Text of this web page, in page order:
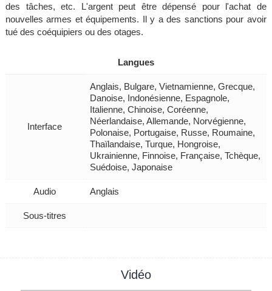
des tâches, etc. L'argent peut être dépensé pour l'achat de
nouvelles armes et équipements. Il y a des sanctions pour avoir
tué des coéquipiers ou des otages.
Langues
Interface
Anglais, Bulgare, Vietnamienne, Grecque,
Danoise, Indonésienne, Espagnole,
Italienne, Chinoise, Coréenne,
Néerlandaise, Allemande, Norvégienne,
Polonaise, Portugaise, Russe, Roumaine,
Thaïlandaise, Turque, Hongroise,
Ukrainienne, Finnoise, Française, Tchèque,
Suédoise, Japonaise
Audio Anglais
Sous-titres
Vidéo